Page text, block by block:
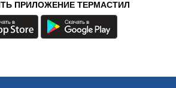
ПРИЛОЖЕНИЕ ТЕРМАСТИЛ